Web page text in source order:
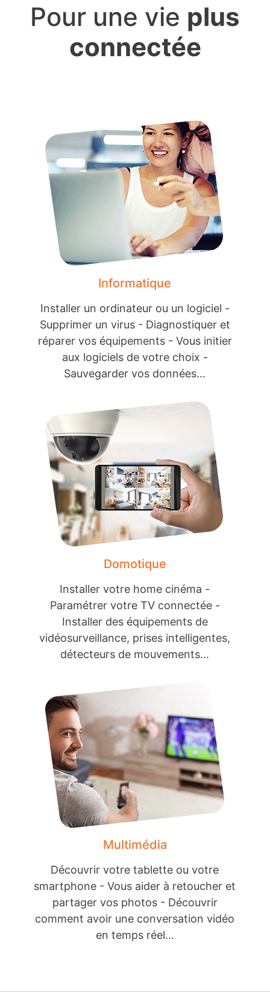
Pour une vie plus
connectée
Informatique
Installer un ordinateur ou un logiciel -
Supprimer un virus - Diagnostiquer et
réparer vos équipements - Vous initier
aux logiciels de votre choix -
Sauvegarder vos données...
Domotique
Installer votre home cinéma -
Paramétrer votre TV connectée -
Installer des équipements de
vidéosurveillance, prises intelligentes,
détecteurs de mouvements...
Multimédia
Découvrir votre tablette ou votre
smartphone - Vous aider à retoucher et
partager vos photos - Découvrir
comment avoir une conversation vidéo
en temps réel...